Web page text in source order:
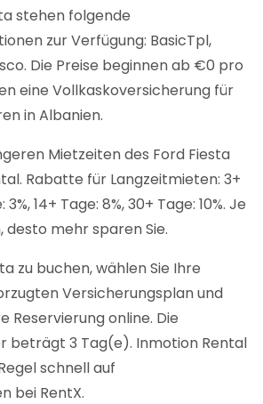
stehen folgende
zur Verfügung: BasicTpl,
Die Preise beginnen ab €0 pro
eine Vollkaskoversicherung für
in Albanien.
Mietzeiten des Ford Fiesta
Rabatte für Langzeitmieten: 3+
14+ Tage: 8%, 30+ Tage: 10%. Je
desto mehr sparen Sie.
zu buchen, wählen Sie Ihre
Versicherungsplan und
Reservierung online. Die
beträgt 3 Tag(e). Inmotion Rental
schnell auf
bei RentX.